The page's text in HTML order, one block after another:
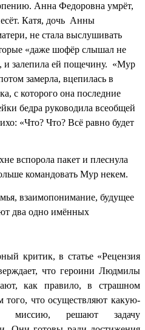
Анна Федоровна умрёт,
Катя, дочь Анны
не стала выслушивать
«даже шофёр слышал не
и залепила ей пощечину. «Мур
замерла, вцепилась в
с которого она последние
бедра руководила всеобщей
«Что? Что? Всё равно будет
вспорола пакет и плеснула
командовать Мур некем.
взаимопонимание, будущее
два одно имённых
критик, в статье «Рецензия
что героини Людмилы
как правило, в страшном
что осуществляют какую-
миссию, решают задачу